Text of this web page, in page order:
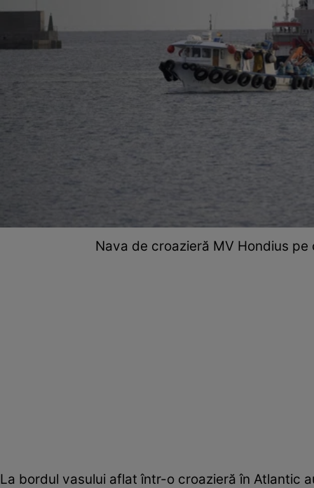
Nava de croazieră MV Hondius
La bordul vasului aflat într-o croazieră în Atlantic